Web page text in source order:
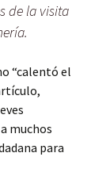
de la visita
“calentó el
muchos
para